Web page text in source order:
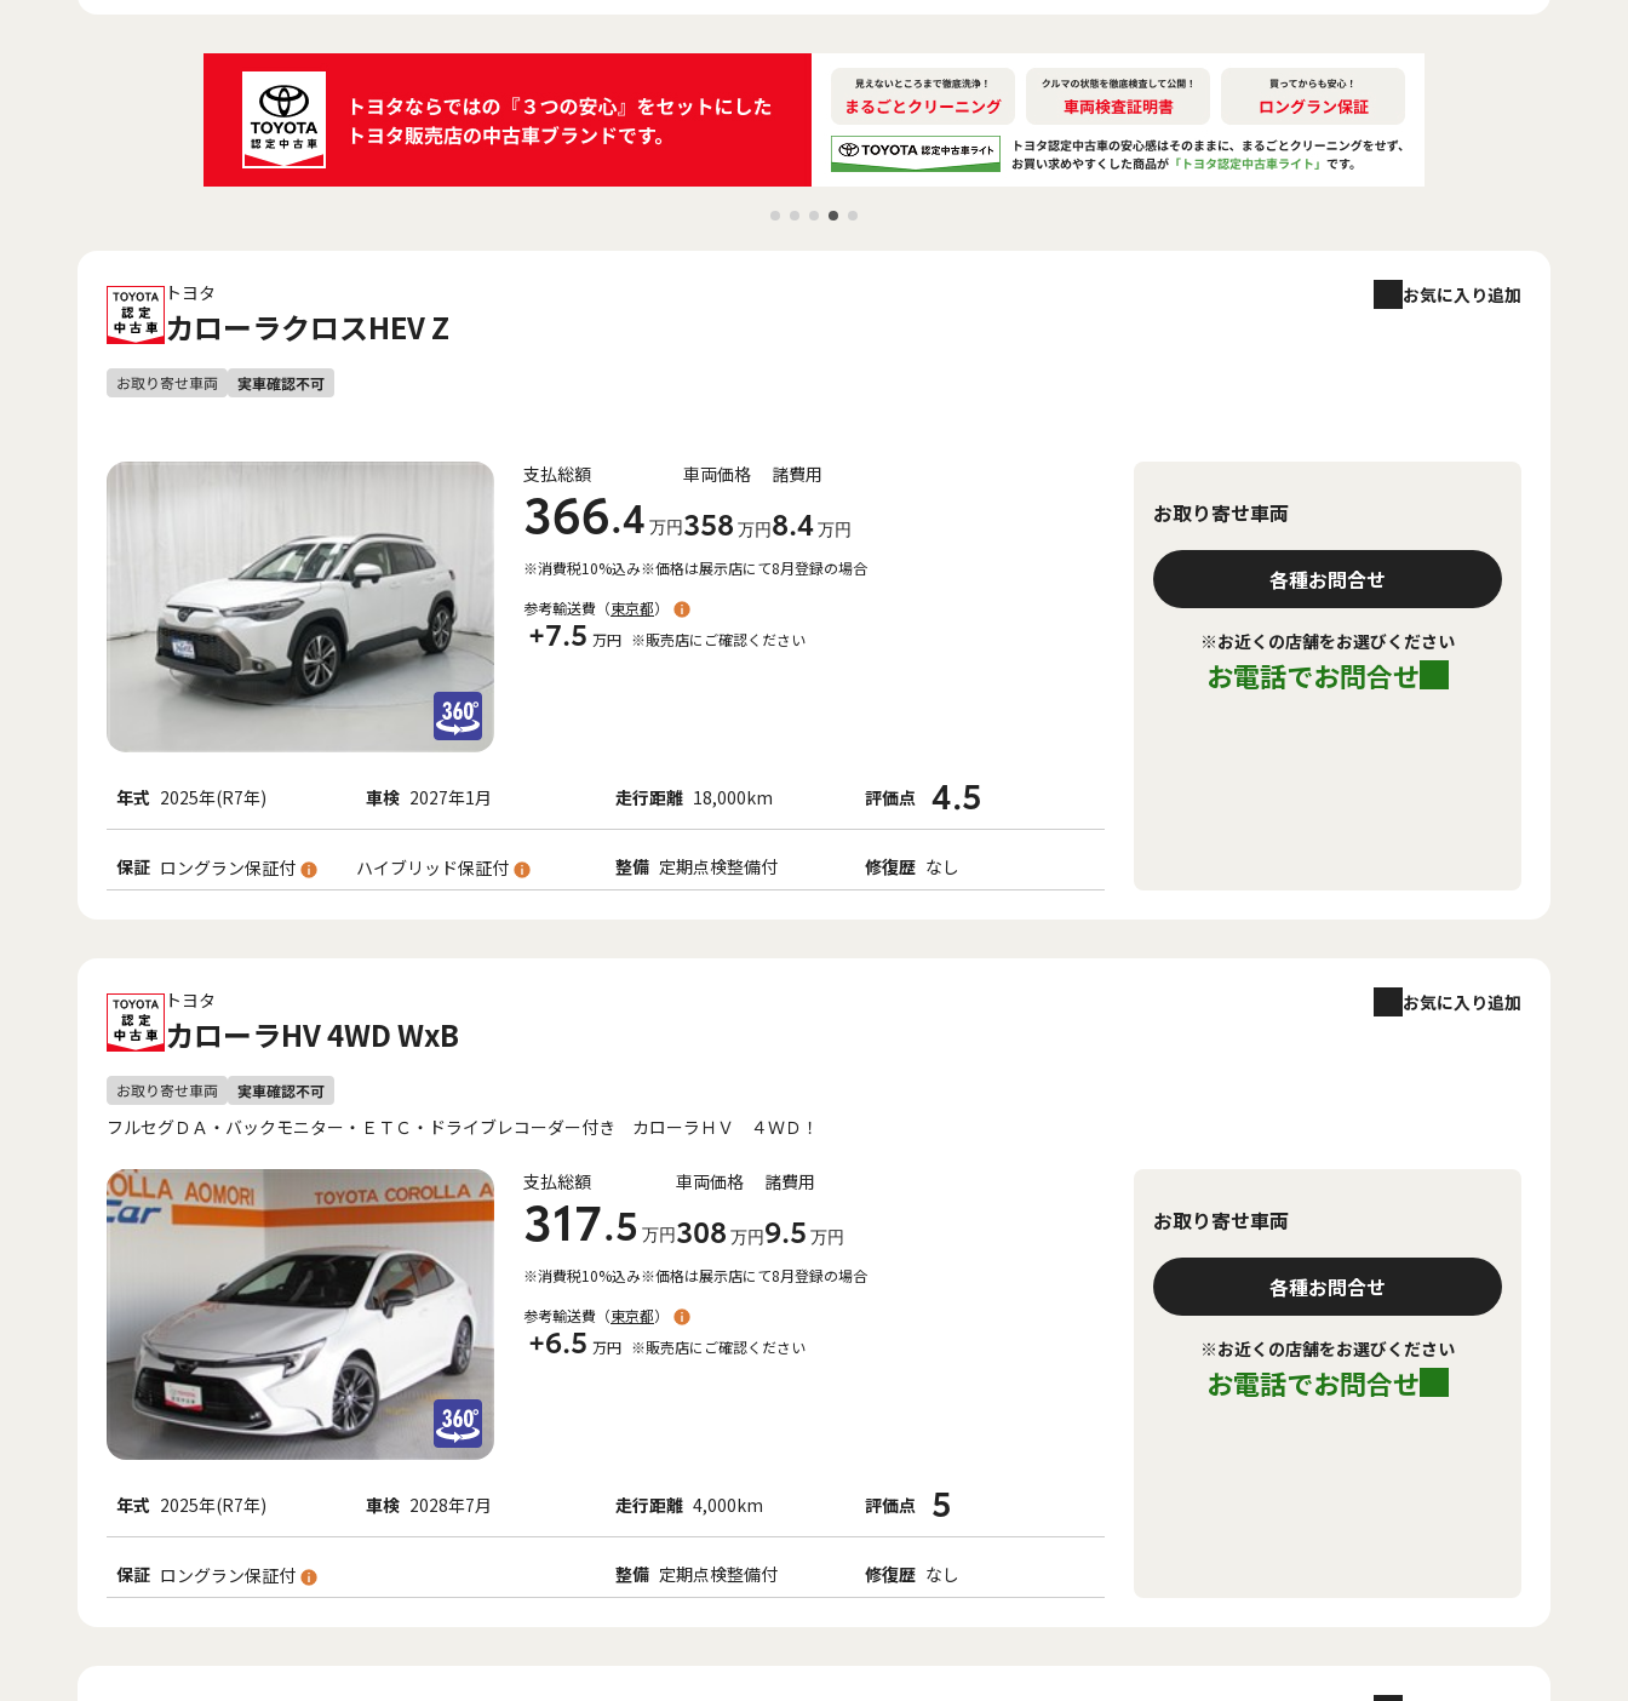
トヨタ
カローラクロスHEV Z
お気に入り追加
支払総額
366.4 万円
車両価格
358 万円
諸費用
8.4万円
※消費税10%込み※価格は展示店にて8月登録の場合
参考輸送費（東京都）
+7.5 万円 ※販売店にご確認ください
年式 2025年(R7年) 車検 2027年1月 走行距離 18,000km 評価点 4.5
保証 ロングラン保証付 ハイブリッド保証付 整備 定期点検整備付 修復歴 なし
お取り寄せ車両
各種お問合せ
※お近くの店舗をお選びください
お電話でお問合せ
トヨタ
カローラHV 4WD WxB
お気に入り追加
フルセグＤＡ・バックモニター・ＥＴＣ・ドライブレコーダー付き カローラＨＶ ４ＷＤ！
支払総額
317.5 万円
車両価格
308 万円
諸費用
9.5 万円
※消費税10%込み※価格は展示店にて8月登録の場合
参考輸送費（東京都）
+6.5 万円 ※販売店にご確認ください
年式 2025年(R7年) 車検 2028年7月 走行距離 4,000km 評価点 5
保証 ロングラン保証付 整備 定期点検整備付 修復歴 なし
お取り寄せ車両
各種お問合せ
※お近くの店舗をお選びください
お電話でお問合せ